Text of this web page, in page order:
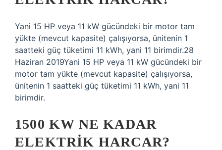
Yani 15 HP veya 11 kW gücündeki bir motor tam
yükte (mevcut kapasite) çalışıyorsa, ünitenin 1
saatteki güç tüketimi 11 kWh, yani 11 birimdir.28
Haziran 2019Yani 15 HP veya 11 kW gücündeki bir
motor tam yükte (mevcut kapasite) çalışıyorsa,
ünitenin 1 saatteki güç tüketimi 11 kWh, yani 11
birimdir.
1500 KW NE KADAR
ELEKTRIK HARCAR?